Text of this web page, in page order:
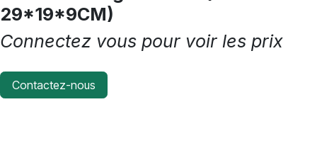
29*19*9CM)
Connectez vous pour voir les prix
Contactez-nous